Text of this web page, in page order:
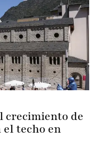
crecimiento de
el techo en